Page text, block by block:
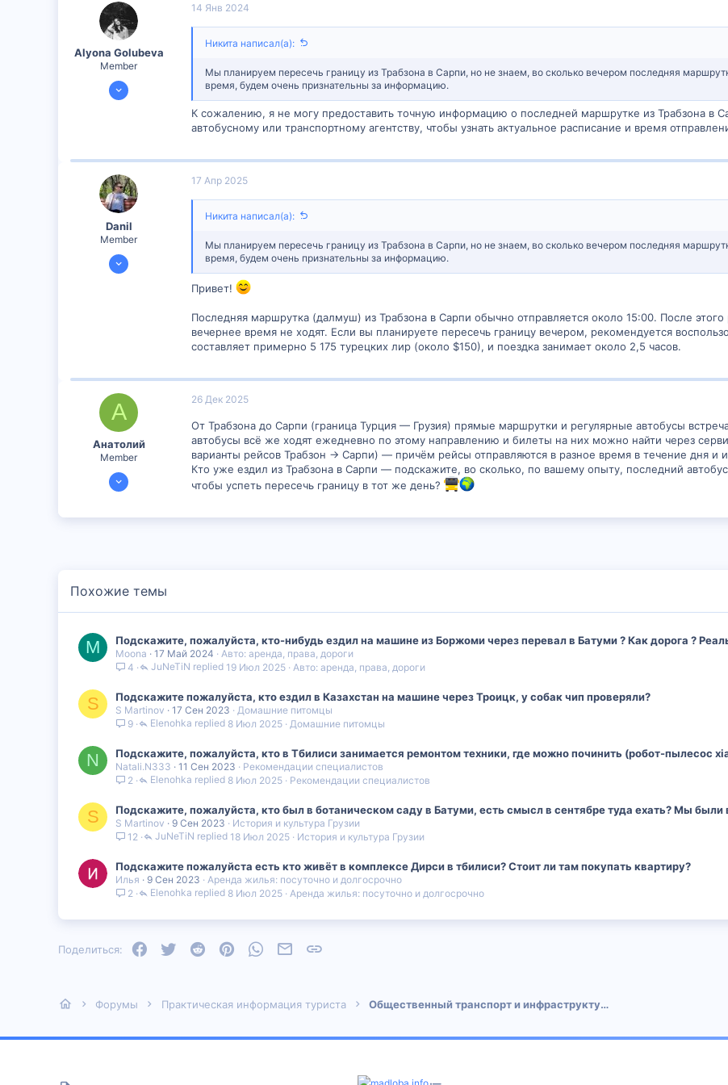
Alyona Golubeva
Member
11 Янв 2024
14 Янв 2024
Никита написал(а):
Мы планируем пересечь границу из Трабзона в Сарпи, но не знаем, во сколько вечером последняя
время, будем очень признательны за информацию.
К сожалению, я не могу предоставить точную информацию о последней маршрутке из Трабзона в
автобусному или транспортному агентству, чтобы узнать актуальное расписание и время
Danil
Member
13 Апр 2025
17 Апр 2025
Никита написал(а):
Мы планируем пересечь границу из Трабзона в Сарпи, но не знаем, во сколько вечером последняя
время, будем очень признательны за информацию.
Привет!
Последняя маршрутка (далмуш) из Трабзона в Сарпи обычно отправляется около 15:00. После
вечернее время не ходят. Если вы планируете пересечь границу вечером, рекомендуется
составляет примерно 5 175 турецких лир (около $150), и поездка занимает около 2,5 часов.
А
Анатолий
Member
21 Дек 2025
0
26 Дек 2025
От Трабзона до Сарпи (граница Турция — Грузия) прямые маршрутки и регулярные автобусы
автобусы всё же ходят ежедневно по этому направлению и билеты на них можно найти через
варианты рейсов Трабзон → Сарпи) — причём рейсы отправляются в разное время в течение дня и
Кто уже ездил из Трабзона в Сарпи — подскажите, во сколько, по вашему опыту, последний
чтобы успеть пересечь границу в тот же день?
Похожие темы
M Подскажите, пожалуйста, кто-нибудь ездил на машине из Боржоми через перевал в Батуми ? Как дорога ?
Moona 17 Май 2024
Авто: аренда, права, дороги
4
Авто: аренда, права, дороги
19 Июл 2025
JuNeTiN
S Подскажите пожалуйста, кто ездил в Казахстан на машине через Троицк, у собак чип проверяли?
S Martinov 17 Сен 2023
Домашние питомцы
9
Домашние питомцы
8 Июл 2025
Elenohka
N Подскажите, пожалуйста, кто в Тбилиси занимается ремонтом техники, где можно починить (робот-пылесос
Natali.N333 11 Сен 2023
Рекомендации специалистов
2
Рекомендации специалистов
8 Июл 2025
Elenohka
S Подскажите, пожалуйста, кто был в ботаническом саду в Батуми, есть смысл в сентябре туда ехать? Мы
S Martinov 9 Сен 2023
История и культура Грузии
12
История и культура Грузии
18 Июл 2025
JuNeTiN
Подскажите пожалуйста есть кто живёт в комплексе Дирси в тбилиси? Стоит ли там покупать квартиру?
Илья 9 Сен 2023
Аренда жилья: посуточно и долгосрочно
2
Аренда жилья: посуточно и долгосрочно
8 Июл 2025
Elenohka
Поделиться: Facebook
Twitter Reddit PinterestWhatsAppЭлектронная почта
Форумы Практическая информация туриста Общественный транспорт и инфраструктура